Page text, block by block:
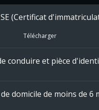
(Certificat
Télécharger
conduire et pièce
domicile de moins de 6